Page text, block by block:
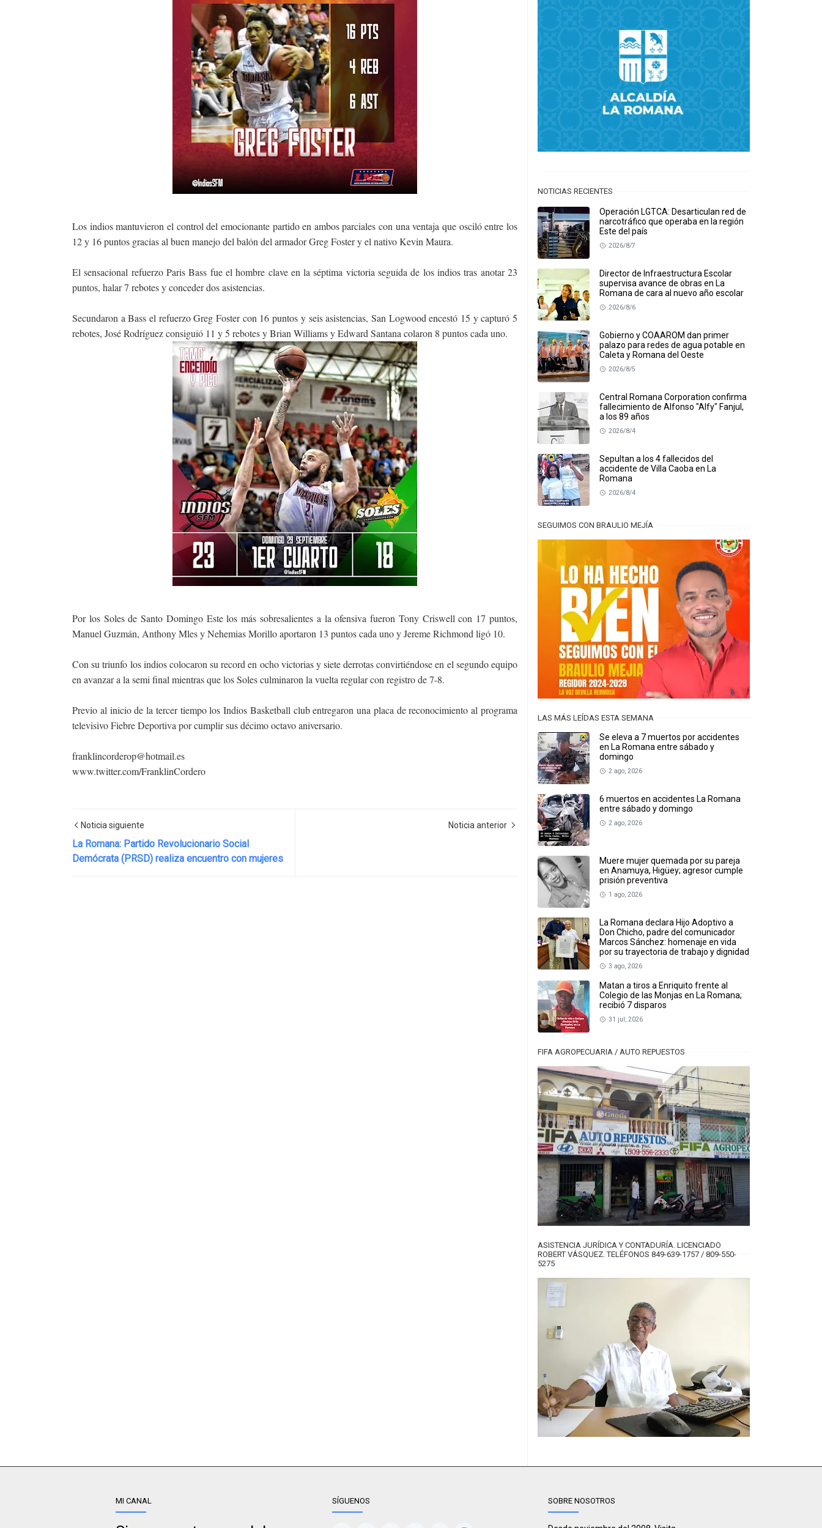
Los indios mantuvieron el control del emocionante partido en ambos parciales con una ventaja que osciló entre los
12 y 16 puntos gracias al buen manejo del balón del armador Greg Foster y el nativo Kevin Maura.
El sensacional refuerzo Paris Bass fue el hombre clave en la séptima victoria seguida de los indios tras anotar 23
puntos, halar 7 rebotes y conceder dos asistencias.
Secundaron a Bass el refuerzo Greg Foster con 16 puntos y seis asistencias, San Logwood encestó 15 y capturó 5
rebotes, José Rodríguez consiguió 11 y 5 rebotes y Brian Williams y Edward Santana colaron 8 puntos cada uno.
Por los Soles de Santo Domingo Este los más sobresalientes a la ofensiva fueron Tony Criswell con 17 puntos,
Manuel Guzmán, Anthony Mles y Nehemias Morillo aportaron 13 puntos cada uno y Jereme Richmond ligó 10.
Con su triunfo los indios colocaron su record en ocho victorias y siete derrotas convirtiéndose en el segundo equipo
en avanzar a la semi final mientras que los Soles culminaron la vuelta regular con registro de 7-8.
Previo al inicio de la tercer tiempo los Indios Basketball club entregaron una placa de reconocimiento al programa
televisivo Fiebre Deportiva por cumplir sus décimo octavo aniversario.
franklincorderop@hotmail.es
www.twitter.com/FranklinCordero
Noticia siguiente
La Romana: Partido Revolucionario Social
Demócrata (PRSD) realiza encuentro con mujeres
Noticia anterior
NOTICIAS RECIENTES
Operación LGTCA: Desarticulan red de
narcotráfico que operaba en la región
Este del país
2026/8/7
Director de Infraestructura Escolar
supervisa avance de obras en La
Romana de cara al nuevo año escolar
2026/8/6
Gobierno y COAAROM dan primer
palazo para redes de agua potable en
Caleta y Romana del Oeste
2026/8/5
Central Romana Corporation confirma
fallecimiento de Alfonso "Alfy" Fanjul,
a los 89 años
2026/8/4
Sepultan a los 4 fallecidos del
accidente de Villa Caoba en La
Romana
2026/8/4
SEGUIMOS CON BRAULIO MEJÍA
LAS MÁS LEÍDAS ESTA SEMANA
Se eleva a 7 muertos por accidentes
en La Romana entre sábado y
domingo
2 ago, 2026
6 muertos en accidentes La Romana
entre sábado y domingo
2 ago, 2026
Muere mujer quemada por su pareja
en Anamuya, Higüey; agresor cumple
prisión preventiva
1 ago, 2026
La Romana declara Hijo Adoptivo a
Don Chicho, padre del comunicador
Marcos Sánchez: homenaje en vida
por su trayectoria de trabajo y dignidad
3 ago, 2026
Matan a tiros a Enriquito frente al
Colegio de las Monjas en La Romana;
recibió 7 disparos
31 jul, 2026
FIFA AGROPECUARIA / AUTO REPUESTOS
ASISTENCIA JURÍDICA Y CONTADURÍA. LICENCIADO
ROBERT VÁSQUEZ. TELÉFONOS 849-639-1757 / 809-550-
5275
MI CANAL SÍGUENOS SOBRE NOSOTROS